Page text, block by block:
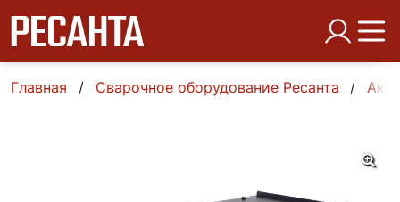
Главная Сварочное оборудование Ресанта